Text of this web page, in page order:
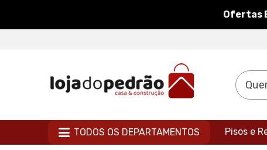
Ofertas
TODOS OS DEPARTAMENTOS Pisos e